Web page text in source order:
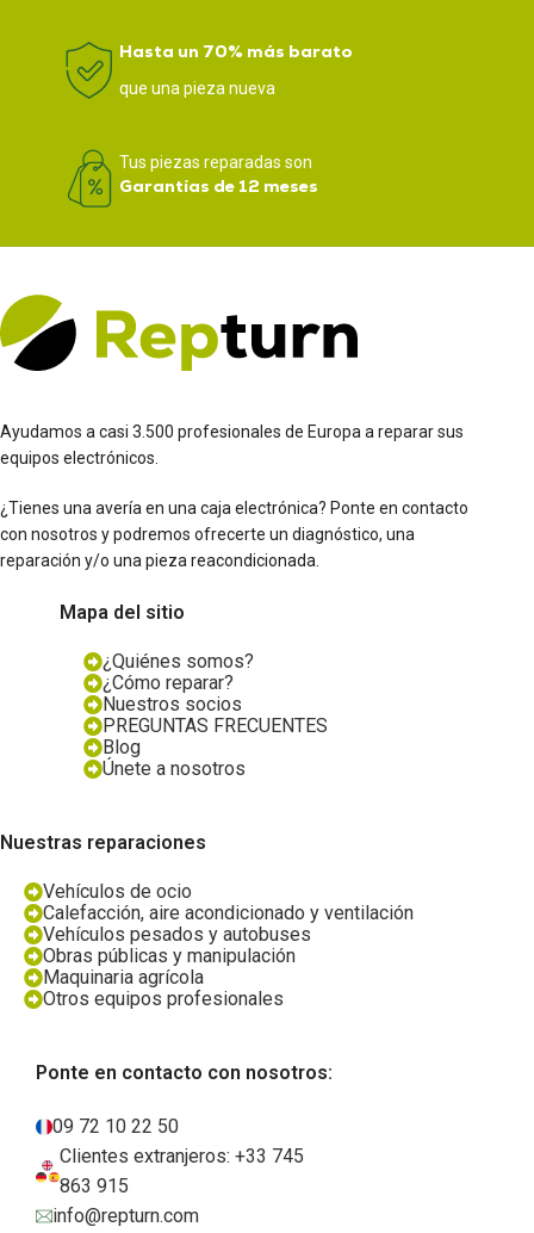
Hasta un 70% más barato
que una pieza nueva
Tus piezas reparadas son
Garantías de 12 meses
Ayudamos a casi 3.500 profesionales de Europa a reparar sus
equipos electrónicos.
¿Tienes una avería en una caja electrónica? Ponte en contacto
con nosotros y podremos ofrecerte un diagnóstico, una
reparación y/o una pieza reacondicionada.
Mapa del sitio
¿Quiénes somos?
¿Cómo reparar?
Nuestros socios
PREGUNTAS FRECUENTES
Blog
Únete a nosotros
Nuestras reparaciones
Vehículos de ocio
Calefacción, aire acondicionado y ventilación
Vehículos pesados y autobuses
Obras públicas y manipulación
Maquinaria agrícola
Otros equipos profesionales
Ponte en contacto con nosotros:
09 72 10 22 50
Clientes extranjeros: +33 745
863 915
info@repturn.com